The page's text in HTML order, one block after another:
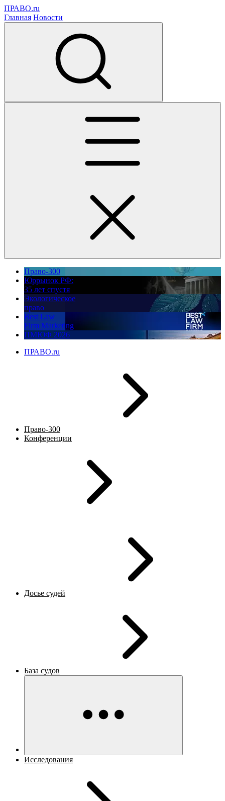
ПРАВО.ru
Главная Новости
Право-300
Юррынок РФ:
35 лет спустя
Экологическое
право
Best Law
Firm Marketing
ПМЮФ 2026
ПРАВО.ru
Право-300
Конференции
Досье судей
База судов
Исследования